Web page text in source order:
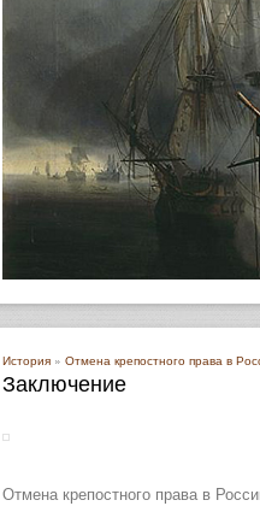
История » Отмена крепостного права в
Заключение
Отмена крепостного права в